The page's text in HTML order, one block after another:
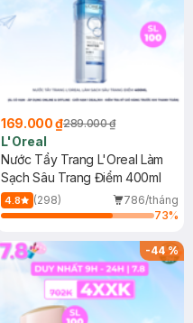
169.000 ₫289.000 ₫
L'Oreal
Nước Tẩy Trang L'Oreal Làm
Sạch Sâu Trang Điểm 400ml
4.8 (298)
786/tháng
73%
-44%